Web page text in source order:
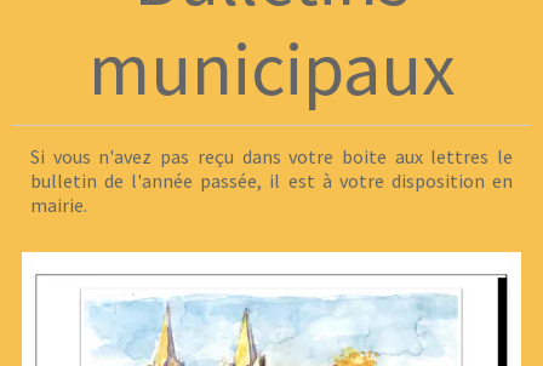
municipaux
Si vous n'avez pas reçu dans votre boite aux lettres le
bulletin de l'année passée, il est à votre disposition en
mairie.